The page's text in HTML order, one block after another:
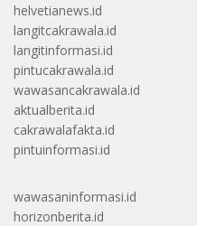
helvetianews.id
langitcakrawala.id
langitinformasi.id
pintucakrawala.id
wawasancakrawala.id
aktualberita.id
cakrawalafakta.id
pintuinformasi.id
wawasaninformasi.id
horizonberita.id